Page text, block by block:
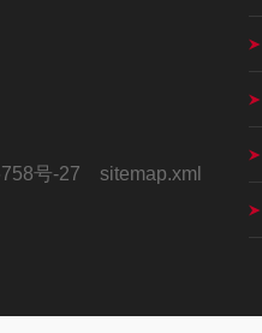
号-27 sitemap.xml